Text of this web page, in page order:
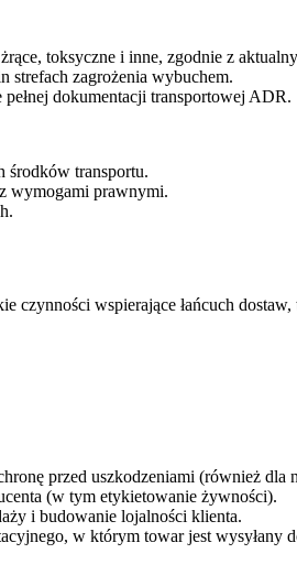
toksyczne i inne, zgodnie z
strefach zagrożenia wybuchem.
dokumentacji transportowej ADR.
środków transportu.
wymogami prawnymi.
czynności wspierające łańcuch dostaw,
przed uszkodzeniami (również dla
(w tym etykietowanie żywności).
i budowanie lojalności klienta.
w którym towar jest wysyłany